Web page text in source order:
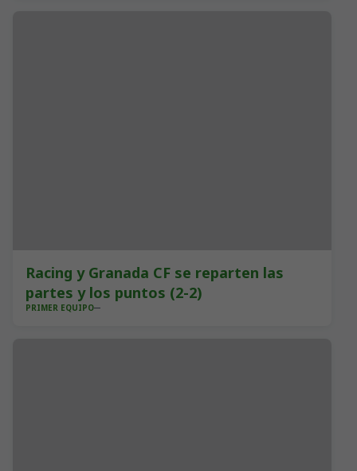
Racing y Granada CF se reparten las
partes y los puntos (2-2)
PRIMER EQUIPO